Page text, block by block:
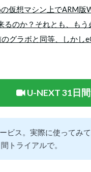
仮想マシン上でARM版
るのか？それとも、もう
グラボと同等、しかし
U-NEXT 31日
ビス。実際に使ってみ
トライアルで。